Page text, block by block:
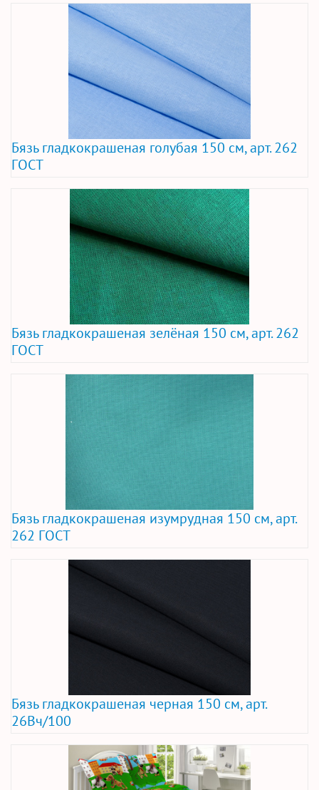
Бязь гладкокрашеная голубая 150 см, арт. 262
ГОСТ
Бязь гладкокрашеная зелёная 150 см, арт. 262
ГОСТ
Бязь гладкокрашеная изумрудная 150 см, арт.
262 ГОСТ
Бязь гладкокрашеная черная 150 см, арт.
26Вч/100